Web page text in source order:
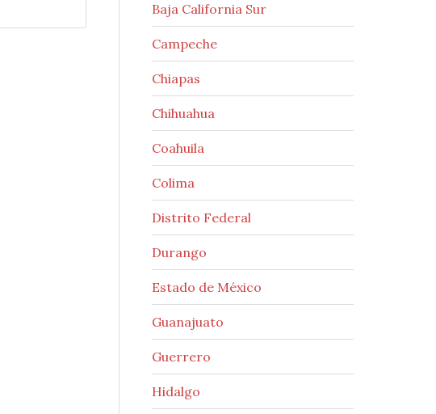
Baja California Sur
Campeche
Chiapas
Chihuahua
Coahuila
Colima
Distrito Federal
Durango
Estado de México
Guanajuato
Guerrero
Hidalgo